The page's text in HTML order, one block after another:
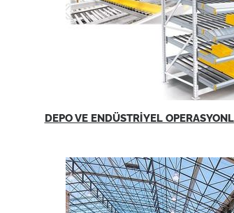
DEPO VE ENDÜSTRİYEL